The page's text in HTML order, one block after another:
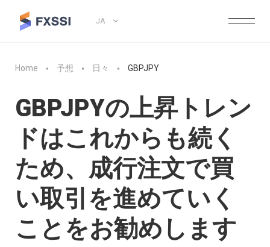
JA
Home 予想 日々 GBPJPY
GBPJPYの上昇トレン
ドはこれからも続く
ため、成行注文で買
い取引を進めていく
ことをお勧めします